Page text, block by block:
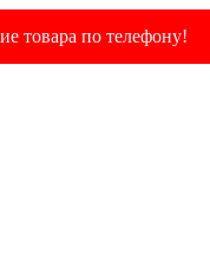
товара по телефону!